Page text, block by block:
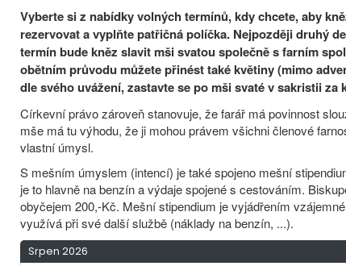
Vyberte si z nabídky volných termínů, kdy chcete, aby
rezervovat a vyplňte patřičná políčka. Nejpozději druhý
termín bude kněz slavit mši svatou společně s farním
obětním průvodu můžete přinést také květiny (mimo
dle svého uvážení, zastavte se po mši svaté v sakristii za
Církevní právo zároveň stanovuje, že farář má povinnost
mše má tu výhodu, že ji mohou právem všichni členové
vlastní úmysl.
S mešním úmyslem (intencí) je také spojeno mešní
je to hlavně na benzín a výdaje spojené s cestováním.
obyčejem 200,-Kč. Mešní stipendium je vyjádřením
využívá při své další službě (náklady na benzín, ...).
Srpen 2026